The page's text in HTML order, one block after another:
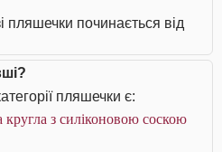
пляшечки починається від
пляшечки є:
з силіконовою соскою